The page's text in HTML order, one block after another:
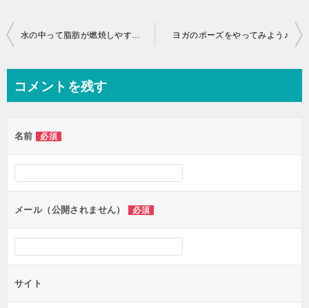
投
ビ
ー
シ
ン
水の中って脂肪が燃焼しやすいんですって♪ ヨガのポーズをやってみよう♪
コメントを残す
名前 必須
メール（公開されません） 必須
サイト